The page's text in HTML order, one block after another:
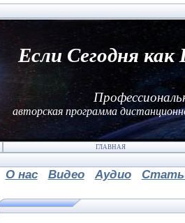
Если Сегодня как
авторская программа
ГЛАВНАЯ
О нас Видео Аудио